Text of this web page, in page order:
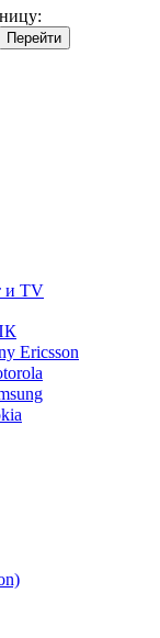
и TV
Ericsson